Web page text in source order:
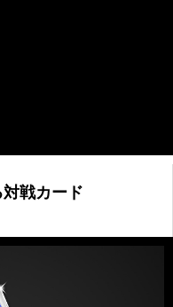
戦カード